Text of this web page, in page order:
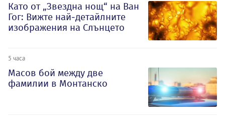
Като от „Звездна нощ“ на Ван
Гог: Вижте най-детайлните
изображения на Слънцето
5 часа
Масов бой между две
фамилии в Монтанско